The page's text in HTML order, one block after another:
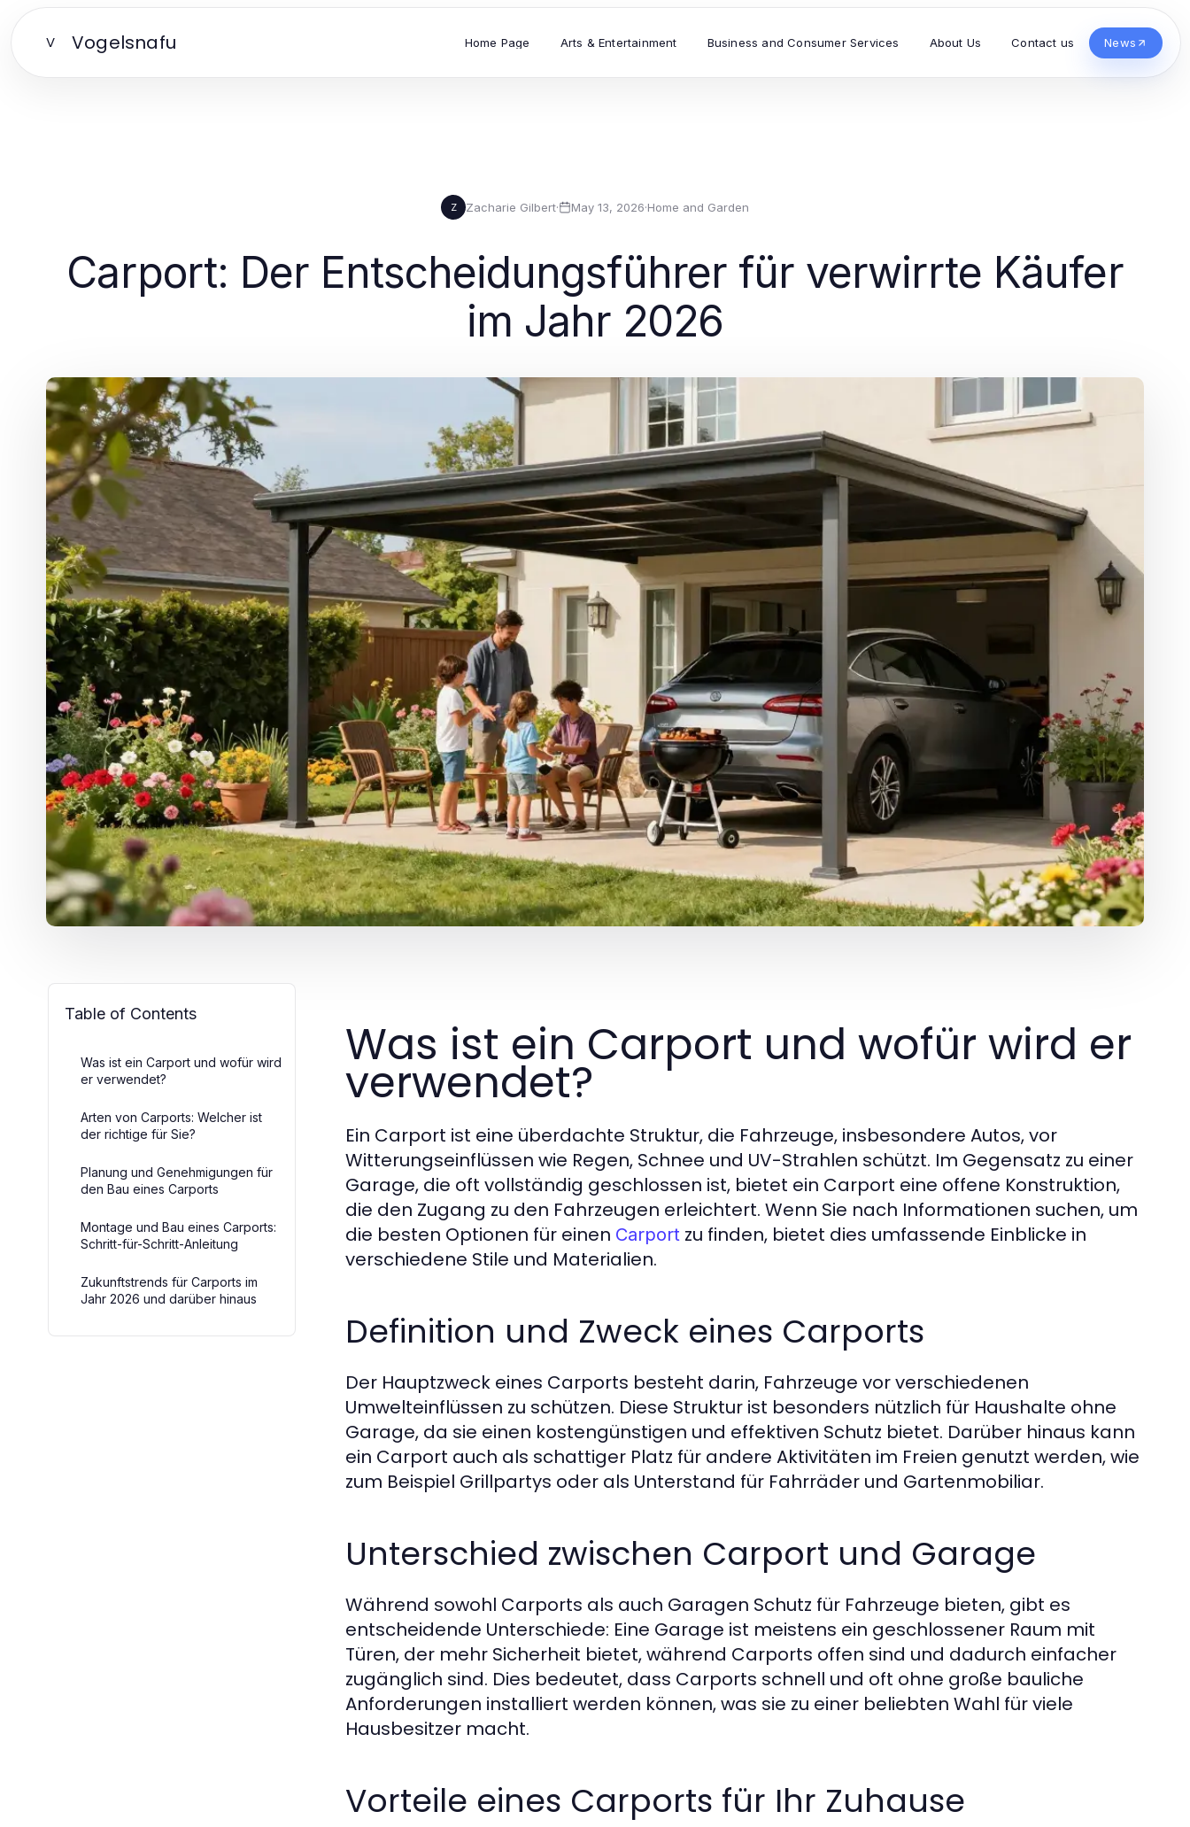
V Vogelsnafu Home Page Arts & Entertainment Business and Consumer Services About Us Contact us News
Z Zacharie Gilbert· May 13, 2026·Home and Garden
Carport: Der Entscheidungsführer für verwirrte Käufer
im Jahr 2026
Table of Contents
Was ist ein Carport und wofür wird
er verwendet?
Arten von Carports: Welcher ist
der richtige für Sie?
Planung und Genehmigungen für
den Bau eines Carports
Montage und Bau eines Carports:
Schritt-für-Schritt-Anleitung
Zukunftstrends für Carports im
Jahr 2026 und darüber hinaus
Was ist ein Carport und wofür wird er
verwendet?
Ein Carport ist eine überdachte Struktur, die Fahrzeuge, insbesondere Autos, vor
Witterungseinflüssen wie Regen, Schnee und UV-Strahlen schützt. Im Gegensatz zu einer
Garage, die oft vollständig geschlossen ist, bietet ein Carport eine offene Konstruktion,
die den Zugang zu den Fahrzeugen erleichtert. Wenn Sie nach Informationen suchen, um
die besten Optionen für einen Carport zu finden, bietet dies umfassende Einblicke in
verschiedene Stile und Materialien.
Definition und Zweck eines Carports
Der Hauptzweck eines Carports besteht darin, Fahrzeuge vor verschiedenen
Umwelteinflüssen zu schützen. Diese Struktur ist besonders nützlich für Haushalte ohne
Garage, da sie einen kostengünstigen und effektiven Schutz bietet. Darüber hinaus kann
ein Carport auch als schattiger Platz für andere Aktivitäten im Freien genutzt werden, wie
zum Beispiel Grillpartys oder als Unterstand für Fahrräder und Gartenmobiliar.
Unterschied zwischen Carport und Garage
Während sowohl Carports als auch Garagen Schutz für Fahrzeuge bieten, gibt es
entscheidende Unterschiede: Eine Garage ist meistens ein geschlossener Raum mit
Türen, der mehr Sicherheit bietet, während Carports offen sind und dadurch einfacher
zugänglich sind. Dies bedeutet, dass Carports schnell und oft ohne große bauliche
Anforderungen installiert werden können, was sie zu einer beliebten Wahl für viele
Hausbesitzer macht.
Vorteile eines Carports für Ihr Zuhause